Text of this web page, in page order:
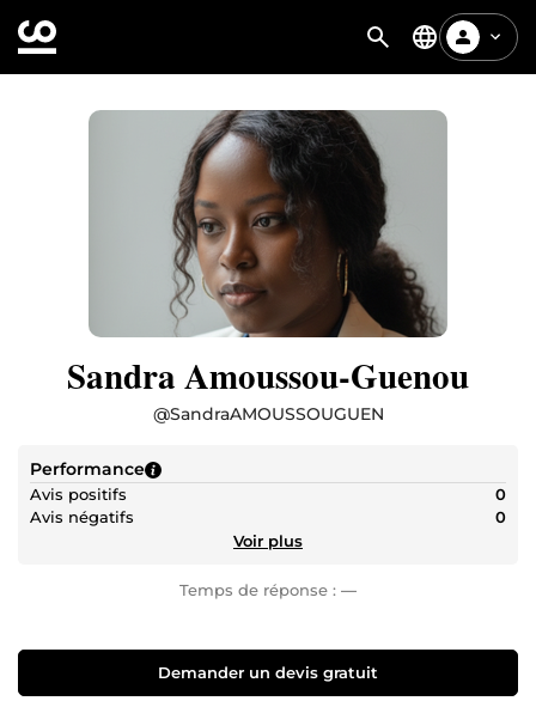
Sandra Amoussou-Guenou
@SandraAMOUSSOUGUEN
Performance
Avis positifs
0
Avis négatifs
0
Voir plus
Temps de réponse : —
Demander un devis gratuit